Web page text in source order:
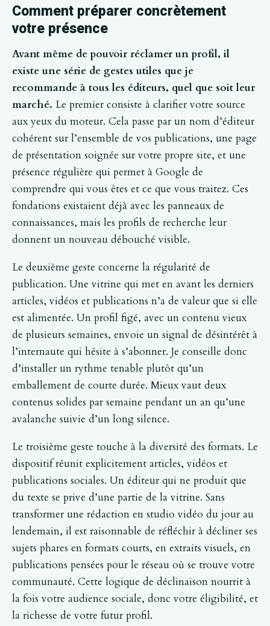
Comment préparer concrètement
votre présence
Avant même de pouvoir réclamer un profil, il
existe une série de gestes utiles que je
recommande à tous les éditeurs, quel que soit leur
marché. Le premier consiste à clarifier votre source
aux yeux du moteur. Cela passe par un nom d’éditeur
cohérent sur l’ensemble de vos publications, une page
de présentation soignée sur votre propre site, et une
présence régulière qui permet à Google de
comprendre qui vous êtes et ce que vous traitez. Ces
fondations existaient déjà avec les panneaux de
connaissances, mais les profils de recherche leur
donnent un nouveau débouché visible.
Le deuxième geste concerne la régularité de
publication. Une vitrine qui met en avant les derniers
articles, vidéos et publications n’a de valeur que si elle
est alimentée. Un profil figé, avec un contenu vieux
de plusieurs semaines, envoie un signal de désintérêt à
l’internaute qui hésite à s’abonner. Je conseille donc
d’installer un rythme tenable plutôt qu’un
emballement de courte durée. Mieux vaut deux
contenus solides par semaine pendant un an qu’une
avalanche suivie d’un long silence.
Le troisième geste touche à la diversité des formats. Le
dispositif réunit explicitement articles, vidéos et
publications sociales. Un éditeur qui ne produit que
du texte se prive d’une partie de la vitrine. Sans
transformer une rédaction en studio vidéo du jour au
lendemain, il est raisonnable de réfléchir à décliner ses
sujets phares en formats courts, en extraits visuels, en
publications pensées pour le réseau où se trouve votre
communauté. Cette logique de déclinaison nourrit à
la fois votre audience sociale, donc votre éligibilité, et
la richesse de votre futur profil.